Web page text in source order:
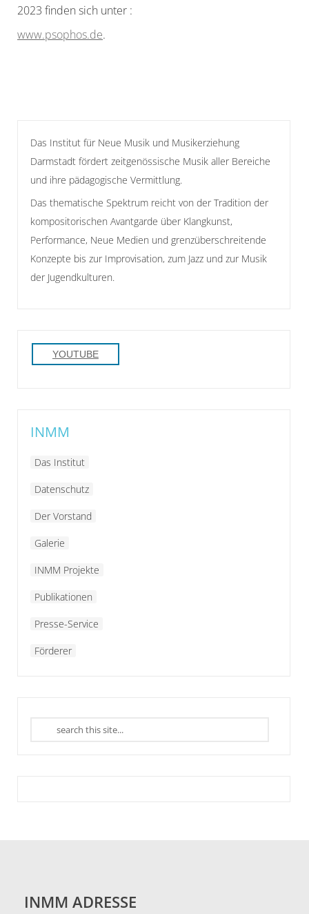
2023 finden sich unter :
www.psophos.de.
Das Institut für Neue Musik und Musikerziehung
Darmstadt fördert zeitgenössische Musik aller Bereiche
und ihre pädagogische Vermittlung.
Das thematische Spektrum reicht von der Tradition der
kompositorischen Avantgarde über Klangkunst,
Performance, Neue Medien und grenzüberschreitende
Konzepte bis zur Improvisation, zum Jazz und zur Musik
der Jugendkulturen.
YOUTUBE
INMM
Das Institut
Datenschutz
Der Vorstand
Galerie
INMM Projekte
Publikationen
Presse-Service
Förderer
INMM ADRESSE